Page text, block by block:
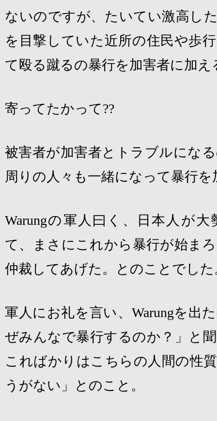
ないのですが、たいてい激高し
を目撃していた近所の住民や歩
て殴る蹴るの暴行を加害者に加
寄ってたかって??
被害者が加害者とトラブルにな
周りの人々も一緒になって暴行を
Warungの軍人曰く、日本人が大
て、まさにこれから暴行が始ま
仲裁してあげた。とのことでした
軍人にお礼を言い、 Warungを出
ぜみんなで暴行するのか？」と
こればかりはこちらの人間の性
うがない」とのこと。